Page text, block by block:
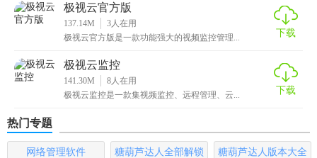
性，非常适合家庭、商铺、企业等多种场合的安防需求。无
论是需要保护家庭安全，还是进行商业场所的监控管理，极
极视云官方版
137.14M 3 人在用
极视云官方版是一款功能强大的视频监控管理...
下载
极视云监控
141.30M 8 人在用
极视云监控是一款集视频监控、远程管理、云...
下载
热门专题
网络管理软件
糖葫芦达人全部解锁
糖葫芦达人版本大全